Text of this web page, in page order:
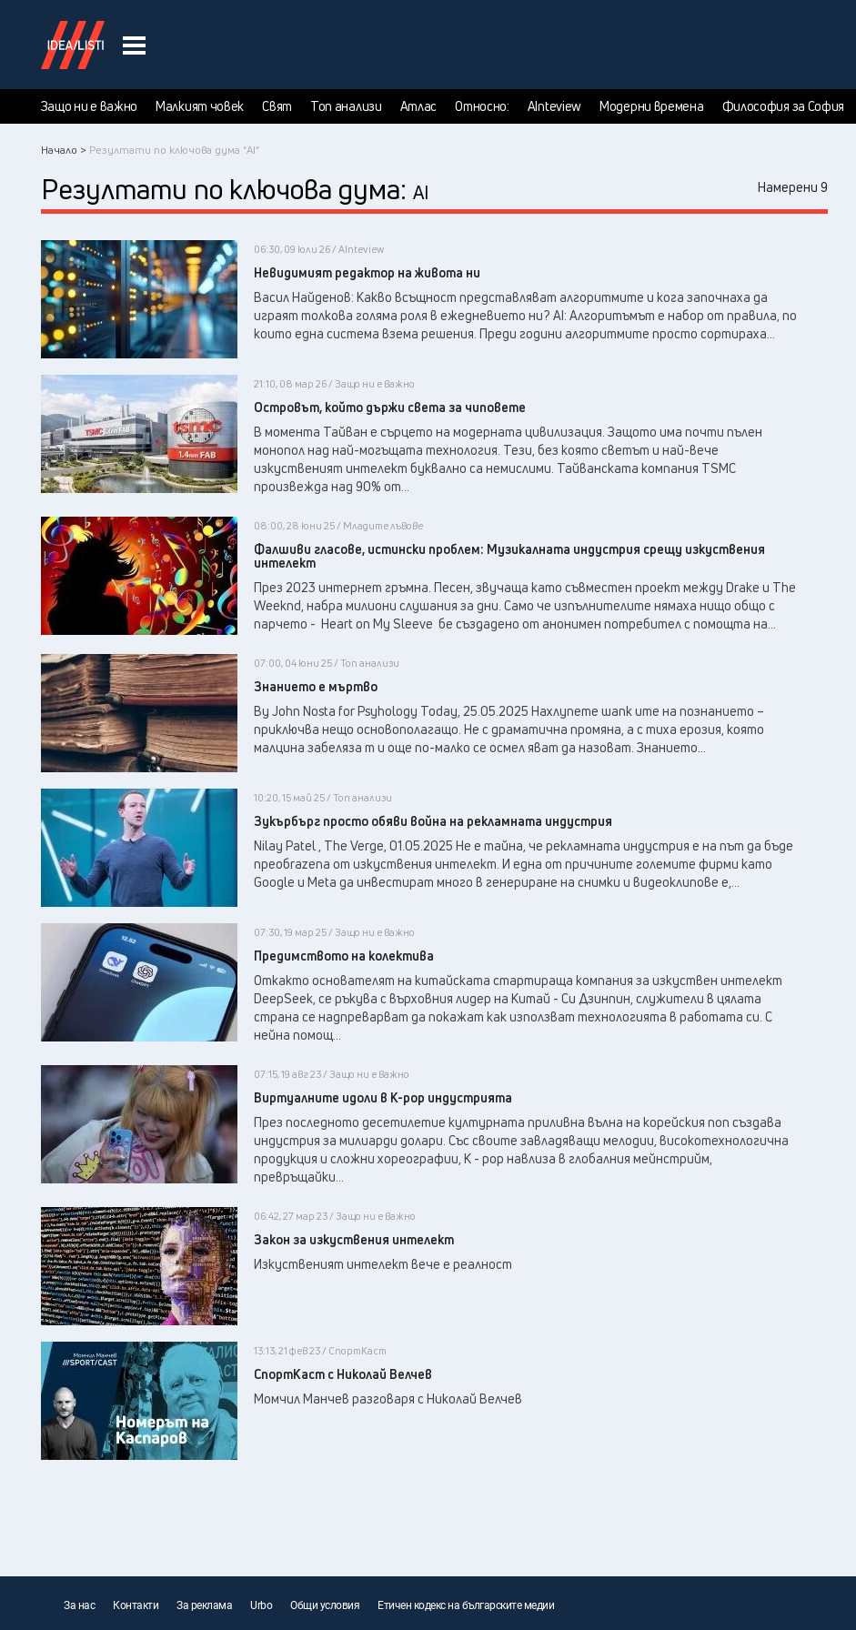
Защо ни е важно Малкият човек Свят Топ анализи Атлас Относно: AInteview Модерни времена Философия за София
Начало > Резултати по ключова дума "AI"
Резултати по ключова дума: AI Намерени 9
06:30, 09 юли 26 / AInteview
Невидимият редактор на живота ни
Васил Найденов: Какво всъщност представляват алгоритмите и кога започнаха да
играят толкова голяма роля в ежедневието ни? AI: Алгоритъмът е набор от правила, по
които една система взема решения. Преди години алгоритмите просто сортираха...
21:10, 08 мар 26 / Защо ни е важно
Островът, който държи света за чиповете
В момента Тайван е сърцето на модерната цивилизация. Защото има почти пълен
монопол над най-могъщата технология. Тези, без която светът и най-вече
изкуственият интелект буквално са немислими. Тайванската компания TSMC
произвежда над 90% от...
08:00, 28 юни 25 / Младите лъвове
Фалшиви гласове, истински проблем: Музикалната индустрия срещу изкуствения
интелект
През 2023 интернет гръмна. Песен, звучаща като съвместен проект между Drake и The
Weeknd, набра милиони слушания за дни. Само че изпълнителите нямаха нищо общо с
парчето - Heart on My Sleeve бе създадено от анонимен потребител с помощта на...
07:00, 04 юни 25 / Топ анализи
Знанието е мъртво
By John Nosta for Psyhology Today, 25.05.2025 Нахлупете шапк ите на познанието –
приключва нещо основополагащо. Не с драматична промяна, а с тиха ерозия, която
малцина забеляза т и още по-малко се осмел яват да назоват. Знанието...
10:20, 15 май 25 / Топ анализи
Зукърбърг просто обяви война на рекламната индустрия
Nilay Patel , The Verge, 01.05.2025 Не е тайна, че рекламната индустрия е на път да бъде
преобrazena от изкуствения интелект. И една от причините големите фирми като
Google и Meta да инвестират много в генериране на снимки и видеоклипове е,...
07:30, 19 мар 25 / Защо ни е важно
Предимството на колектива
Откакто основателят на китайската стартираща компания за изкуствен интелект
DeepSeek, се ръкува с върховния лидер на Китай - Си Дзинпин, служители в цялата
страна се надпреварват да покажат как използват технологията в работата си. С
нейна помощ...
07:15, 19 авг 23 / Защо ни е важно
Виртуалните идоли в K-pop индустрията
През последното десетилетие културната приливна вълна на корейския поп създава
индустрия за милиарди долари. Със своите завладяващи мелодии, високотехнологична
продукция и сложни хореографии, K - pop навлиза в глобалния мейнстрийм,
превръщайки...
06:42, 27 мар 23 / Защо ни е важно
Закон за изкуствения интелект
Изкуственият интелект вече е реалност
13:13, 21 фев 23 / СпортКаст
СпортКаст с Николай Велчев
Момчил Манчев разговаря с Николай Велчев
За нас Контакти За реклама Urbo Общи условия Етичен кодекс на българските медии